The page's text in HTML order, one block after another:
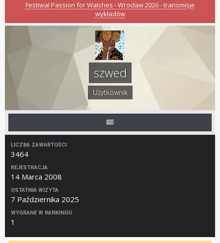
Festiwal Passion for Watches - Wrocław 2026 - transmisje
wykładów
szwed
Użytkownik
LICZBA ZAWARTOŚCI
3464
REJESTRACJA
14 Marca 2008
OSTATNIA WIZYTA
7 Października 2025
WYGRANE W RANKINGU
1